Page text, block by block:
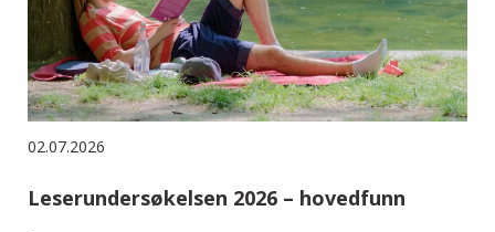
02.07.2026
Leserundersøkelsen 2026 – hovedfunn